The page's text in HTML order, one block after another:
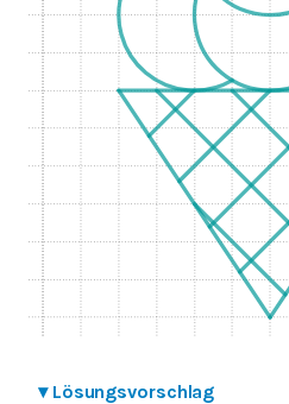
▾ Lösungsvorschlag